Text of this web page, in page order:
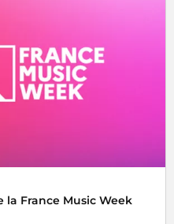
la France Music Week